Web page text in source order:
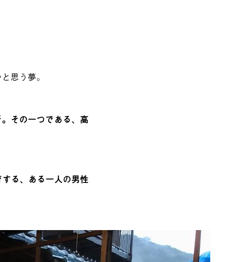
思う夢。
その一つである、高
る、ある一人の男性